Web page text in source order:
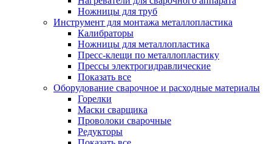
Ножницы для труб
Инструмент для монтажа металлопластика
Калибраторы
Ножницы для металлопластика
Пресс-клещи по металлопластику
Прессы электрогидравлические
Показать все
Оборудование сварочное и расходные материалы
Горелки
Маски сварщика
Проволоки сварочные
Редукторы